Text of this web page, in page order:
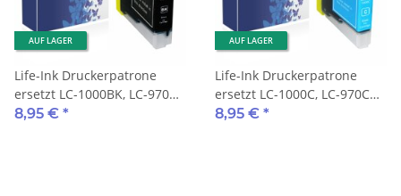
AUF LAGER
Life-Ink Druckerpatrone
ersetzt LC-1000BK, LC-970BK
für Brother Drucker black
8,95 € *
AUF LAGER
Life-Ink Druckerpatrone
ersetzt LC-1000C, LC-970C
für Brother Drucker cyan
8,95 € *